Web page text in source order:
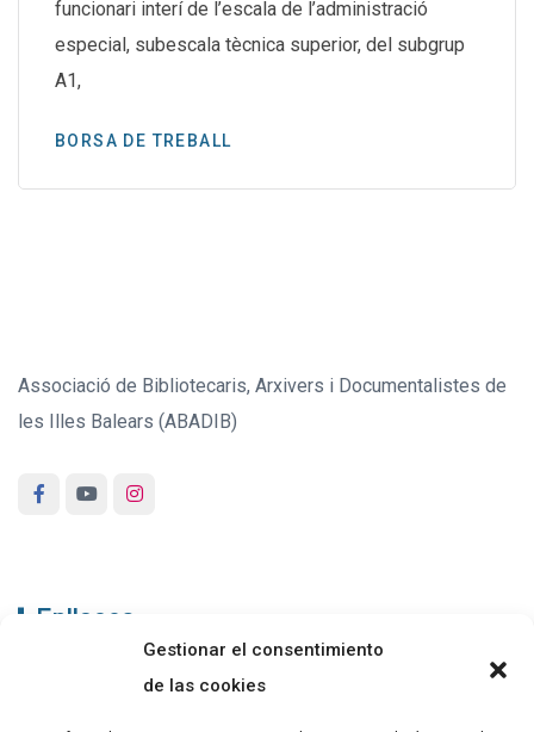
Gestionar el consentimiento
de las cookies
funcionari interí de l’escala de l’administració
especial, subescala tècnica superior, del subgrup
A1,
BORSA DE TREBALL
Associació de Bibliotecaris, Arxivers i Documentalistes de
les Illes Balears (ABADIB)
Enllaços